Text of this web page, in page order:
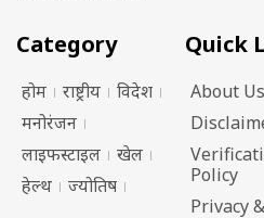
Category
होम राष्ट्रीय
विदेश
मनोरंजन
लाइफस्टाइल
खेल
हेल्थ
ज्योतिष
Quick
About Us
Policy
Privacy